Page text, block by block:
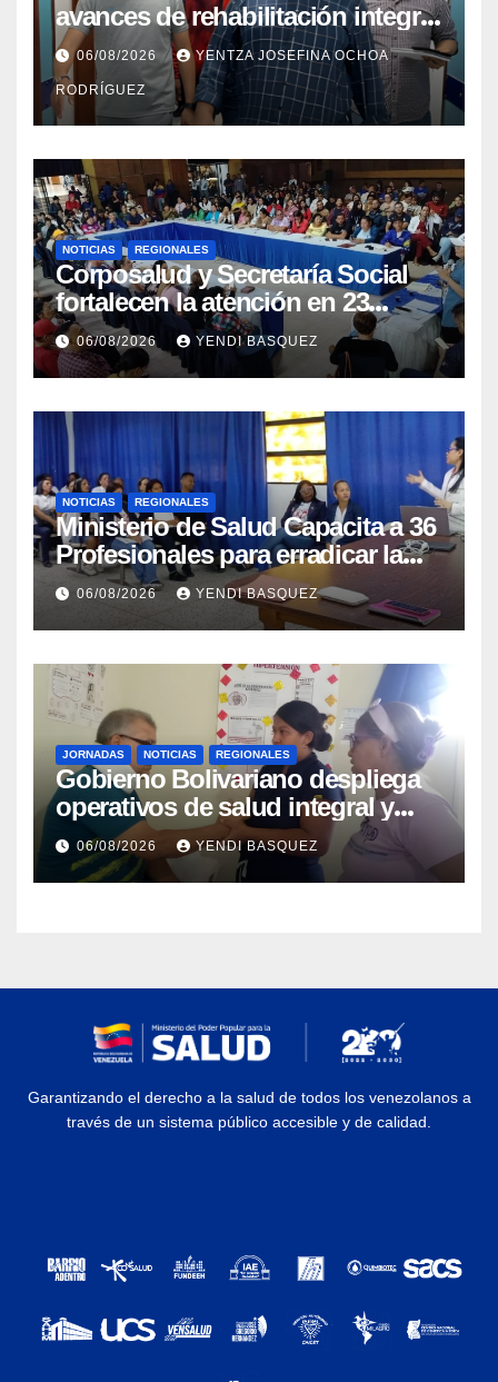
avances de rehabilitación integral
en el Hospital Dr. José María
Vargas
06/08/2026 YENTZA JOSEFINA OCHOA
RODRÍGUEZ
NOTICIAS REGIONALES
Corposalud y Secretaría Social
fortalecen la atención en 23
municipios
06/08/2026 YENDI BASQUEZ
NOTICIAS REGIONALES
Ministerio de Salud Capacita a 36
Profesionales para erradicar la
Tuberculosis en Yaracuy
06/08/2026 YENDI BASQUEZ
JORNADAS NOTICIAS REGIONALES
Gobierno Bolivariano despliega
operativos de salud integral y
protección social en los
municipios Sucre y Mario
Briceño Iragorry del estado
06/08/2026 YENDI BASQUEZ
Garantizando el derecho a la salud de todos los venezolanos a
través de un sistema público accesible y de calidad.